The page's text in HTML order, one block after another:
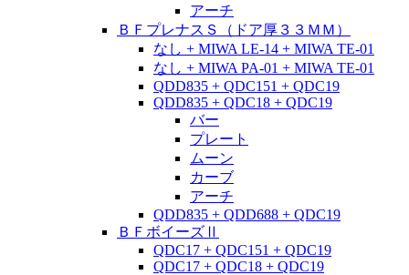
アーチ
ＢＦプレナスＳ（ドア厚３３ＭＭ）
なし + MIWA LE-14 + MIWA TE-01
なし + MIWA PA-01 + MIWA TE-01
QDD835 + QDC151 + QDC19
QDD835 + QDC18 + QDC19
バー
プレート
ムーン
カーブ
アーチ
QDD835 + QDD688 + QDC19
ＢＦボイーズⅡ
QDC17 + QDC151 + QDC19
QDC17 + QDC18 + QDC19